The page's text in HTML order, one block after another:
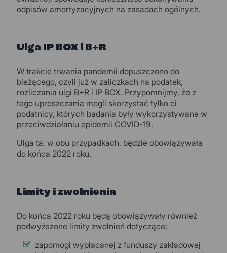
odpisów amortyzacyjnych na zasadach ogólnych.
Ulga IP BOX i B+R
W trakcie trwania pandemii dopuszczono do
bieżącego, czyli już w zaliczkach na podatek,
rozliczania ulgi B+R i IP BOX. Przypomnijmy, że z
tego uproszczania mogli skorzystać tylko ci
podatnicy, których badania były wykorzystywane w
przeciwdziałaniu epidemii COVID-19.
Ulga ta, w obu przypadkach, będzie obowiązywała
do końca 2022 roku.
Limity i zwolnienia
Do końca 2022 roku będą obowiązywały również
podwyższone limity zwolnień dotyczące:
zapomogi wypłacanej z funduszy zakładowej